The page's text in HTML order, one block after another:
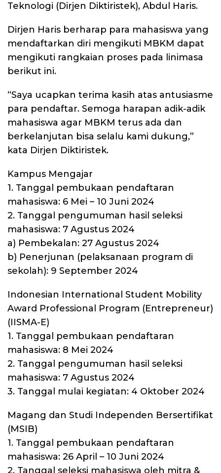
Teknologi (Dirjen Diktiristek), Abdul Haris.
Dirjen Haris berharap para mahasiswa yang
mendaftarkan diri mengikuti MBKM dapat
mengikuti rangkaian proses pada linimasa
berikut ini.
“Saya ucapkan terima kasih atas antusiasme
para pendaftar. Semoga harapan adik-adik
mahasiswa agar MBKM terus ada dan
berkelanjutan bisa selalu kami dukung,”
kata Dirjen Diktiristek.
Kampus Mengajar
1. Tanggal pembukaan pendaftaran
mahasiswa: 6 Mei – 10 Juni 2024
2. Tanggal pengumuman hasil seleksi
mahasiswa: 7 Agustus 2024
a) Pembekalan: 27 Agustus 2024
b) Penerjunan (pelaksanaan program di
sekolah): 9 September 2024
Indonesian International Student Mobility
Award Professional Program (Entrepreneur)
(IISMA-E)
1. ⁠Tanggal pembukaan pendaftaran
mahasiswa: 8 Mei 2024
2. Tanggal pengumuman hasil seleksi
mahasiswa: 7 Agustus 2024
3. Tanggal mulai kegiatan: 4 Oktober 2024
Magang dan Studi Independen Bersertifikat
(MSIB)
1. ⁠Tanggal pembukaan pendaftaran
mahasiswa: 26 April – 10 Juni 2024
2. Tanggal seleksi mahasiswa oleh mitra &